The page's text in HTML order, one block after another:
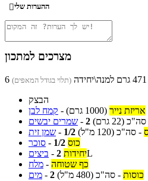
ההערות שלי
מצרכים למתכון
(תלוי בגודל המאפים)
הבצק
קמח לבן - אריזת נייר (1000 גרם)
שמרים יבשים - 2 סה"כ (22 גרם)
שמן זית - 1/2 - סה"כ (120 מ"ל)
סוכר - 1/2 כוס
ביצים - 2 יחידותL
מלח - כף שטוחה
מים - 2 כוסות - סה"כ (480 מ"ל)